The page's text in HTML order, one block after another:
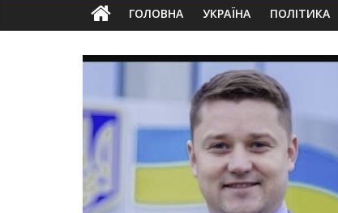
ГОЛОВНА УКРАЇНА ПОЛІТИКА